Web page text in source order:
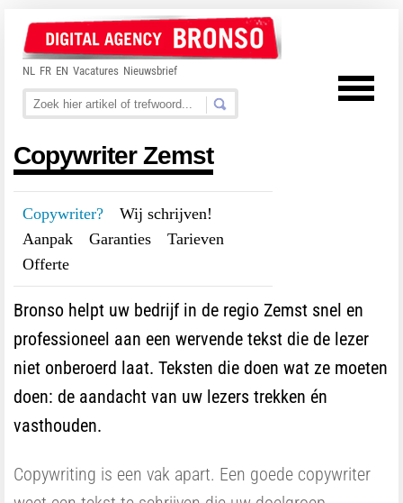
NL FR EN Vacatures Nieuwsbrief
Copywriter Zemst
Copywriter? Wij schrijven!
Aanpak
Garanties Tarieven
Offerte
Bronso helpt uw bedrijf in de regio Zemst snel en
professioneel aan een wervende tekst die de lezer
niet onberoerd laat. Teksten die doen wat ze moeten
doen: de aandacht van uw lezers trekken én
vasthouden.
Copywriting is een vak apart. Een goede copywriter